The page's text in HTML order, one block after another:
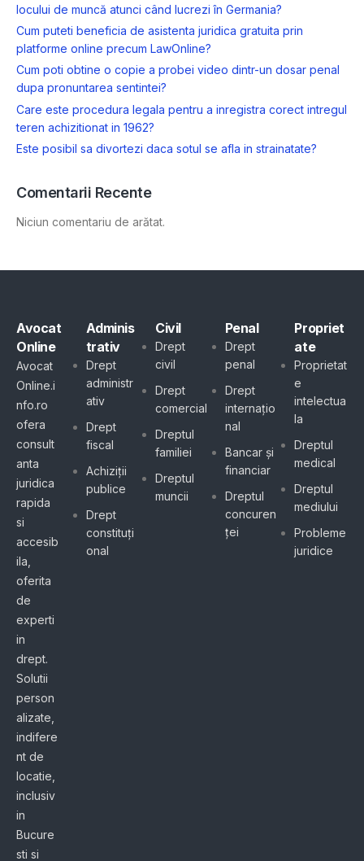
locului de muncă atunci când lucrezi în Germania?
Cum puteti beneficia de asistenta juridica gratuita prin
platforme online precum LawOnline?
Cum poti obtine o copie a probei video dintr-un dosar penal
dupa pronuntarea sentintei?
Care este procedura legala pentru a inregistra corect intregul
teren achizitionat in 1962?
Este posibil sa divortezi daca sotul se afla in strainatate?
Comentarii Recente
Niciun comentariu de arătat.
Avocat
Online
Avocat
Online.i
nfo.ro
ofera
consult
anta
juridica
rapida
si
accesib
ila,
oferita
de
experti
in
drept.
Solutii
person
alizate,
indifere
nt de
locatie,
inclusiv
in
Bucure
sti si
Adminis
trativ
Drept
administr
ativ
Drept
fiscal
Achiziții
publice
Drept
constituți
onal
Civil
Drept
civil
Drept
comercial
Dreptul
familiei
Dreptul
muncii
Penal
Drept
penal
Drept
internațio
nal
Bancar și
financiar
Dreptul
concuren
ței
Propriet
ate
Proprietat
e
intelectua
la
Dreptul
medical
Dreptul
mediului
Probleme
juridice